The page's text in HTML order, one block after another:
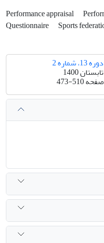
Performance appraisal
Questionnaire
Sports
دوره 13، شماره 2
تابستان 1400
صفحه473-510